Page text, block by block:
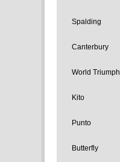
Spalding
Canterbury
World Triumph
Kito
Punto
Butterfly